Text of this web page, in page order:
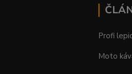
Profi
Moto